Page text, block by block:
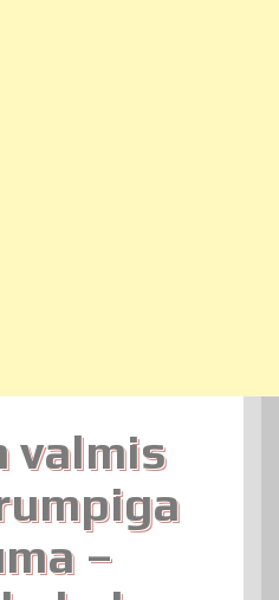
valmis
–